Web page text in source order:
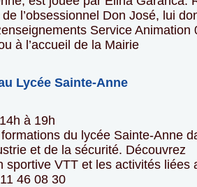
l’obsessionnel Don José, lui
Service Animation
à l’accueil de la Mairie
Lycée Sainte-Anne
à 19h
du lycée Sainte-Anne
et de la sécurité. Découvrez
sportive VTT et les activités liées
46 08 30